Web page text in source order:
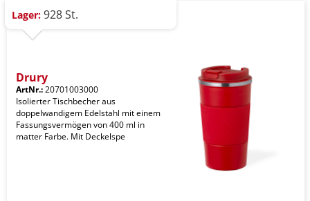
Lager: 928 St.
Drury
ArtNr.:20701003000
Isolierter Tischbecher aus
doppelwandigem Edelstahl mit einem
Fassungsvermögen von 400 ml in
matter Farbe. Mit Deckelspe